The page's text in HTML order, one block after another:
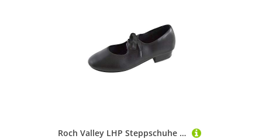
Roch Valley LHP Steppschuhe für Mädchen und Damen aus PU Schwarz 2 (34)